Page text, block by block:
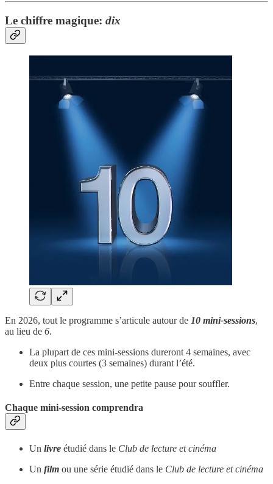
Le chiffre magique: dix
En 2026, tout le programme s’articule autour de 10 mini-sessions,
au lieu de 6.
La plupart de ces mini-sessions dureront 4 semaines, avec
deux plus courtes (3 semaines) durant l’été.
Entre chaque session, une petite pause pour souffler.
Chaque mini-session comprendra
Un livre étudié dans le Club de lecture et cinéma
Un film ou une série étudié dans le Club de lecture et cinéma